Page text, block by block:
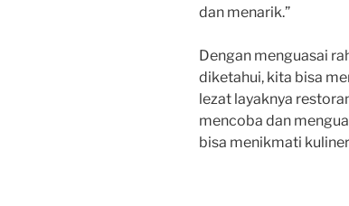
dan menarik.”
Dengan menguasai
diketahui, kita bisa
lezat layaknya
mencoba dan
bisa menikmati